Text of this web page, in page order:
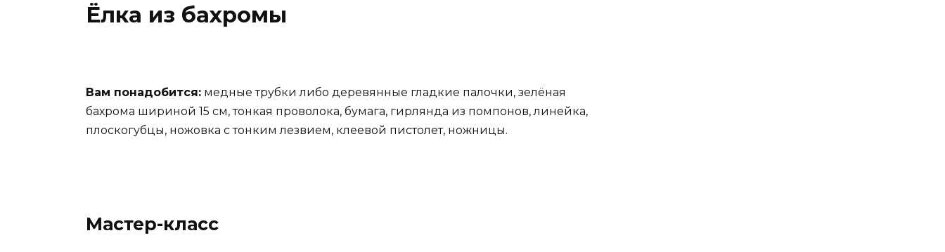
Ёлка из бахромы
Вам понадобится: медные трубки либо деревянные гладкие палочки, зелёная
бахрома шириной 15 см, тонкая проволока, бумага, гирлянда из помпонов, линейка,
плоскогубцы, ножовка с тонким лезвием, клеевой пистолет, ножницы.
Мастер-класс